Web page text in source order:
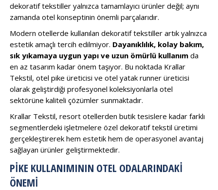
dekoratif tekstiller yalnızca tamamlayıcı ürünler değil; aynı
zamanda otel konseptinin önemli parçalarıdır.
Modern otellerde kullanılan dekoratif tekstiller artık yalnızca
estetik amaçlı tercih edilmiyor. Dayanıklılık, kolay bakım,
sık yıkamaya uygun yapı ve uzun ömürlü kullanım da
en az tasarım kadar önem taşıyor. Bu noktada Krallar
Tekstil, otel pike üreticisi ve otel yatak runner üreticisi
olarak geliştirdiği profesyonel koleksiyonlarla otel
sektörüne kaliteli çözümler sunmaktadır.
Krallar Tekstil, resort otellerden butik tesislere kadar farklı
segmentlerdeki işletmelere özel dekoratif tekstil üretimi
gerçekleştirerek hem estetik hem de operasyonel avantaj
sağlayan ürünler geliştirmektedir.
PIKE KULLANIMININ OTEL ODALARINDAKI
ÖNEMI